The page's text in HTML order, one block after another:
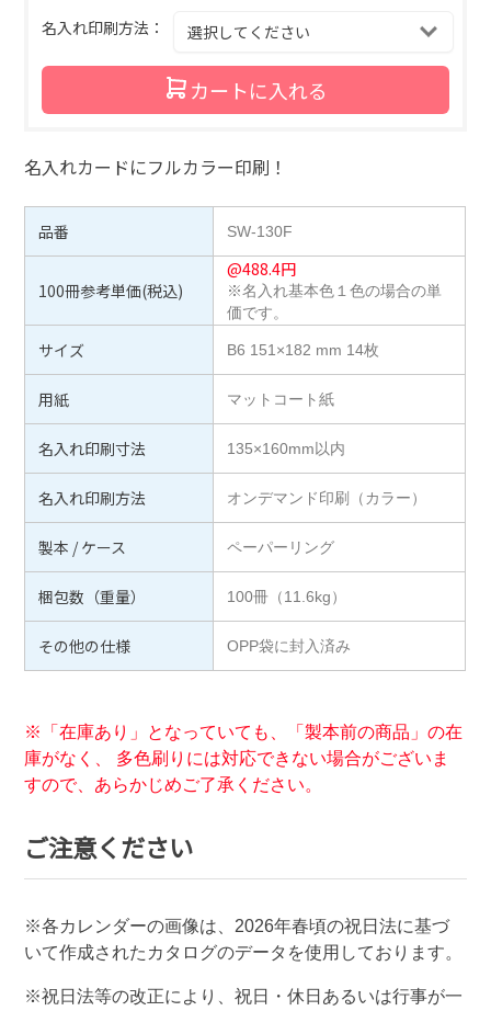
名入れ印刷方法：
カートに入れる
名入れカードにフルカラー印刷！
品番 SW-130F
100冊参考単価(税込)
@488.4円
※名入れ基本色１色の場合の単
価です。
サイズ B6 151×182 mm 14枚
用紙 マットコート紙
名入れ印刷寸法 135×160mm以内
名入れ印刷方法 オンデマンド印刷（カラー）
製本 / ケース ペーパーリング
梱包数（重量） 100冊（11.6kg）
その他の仕様 OPP袋に封入済み
※「在庫あり」となっていても、「製本前の商品」の在
庫がなく、 多色刷りには対応できない場合がございま
すので、あらかじめご了承ください。
ご注意ください
※各カレンダーの画像は、 2026年春頃の祝日法に基づ
いて作成されたカタログのデータを使用しております。
※祝日法等の改正により、祝日・休日あるいは行事が一